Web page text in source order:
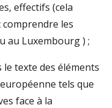
effectifs (cela
les
au Luxembourg ) ;
texte des éléments
tels que
face à la